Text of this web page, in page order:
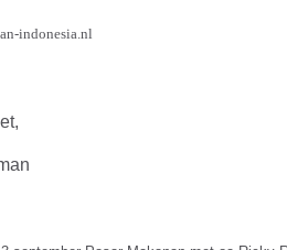
indonesia.nl